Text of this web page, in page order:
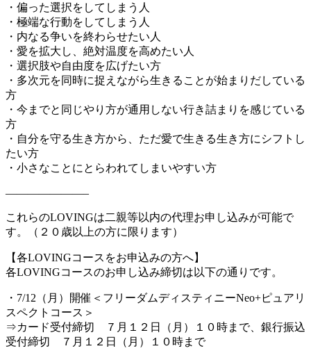
・偏った選択をしてしまう人
・極端な行動をしてしまう人
・内なる争いを終わらせたい人
・愛を拡大し、絶対温度を高めたい人
・選択肢や自由度を広げたい方
・多次元を同時に捉えながら生きることが始まりだしている
方
・今までと同じやり方が通用しない行き詰まりを感じている
方
・自分を守る生き方から、ただ愛で生きる生き方にシフトし
たい方
・小さなことにとらわれてしまいやすい方
———————–
これらのLOVINGは二親等以内の代理お申し込みが可能で
す。（２０歳以上の方に限ります）
【各LOVINGコースをお申込みの方へ】
各LOVINGコースのお申し込み締切は以下の通りです。
・7/12（月）開催＜フリーダムディスティニーNeo+ピュアリ
スペクトコース＞
⇒カード受付締切 ７月１２日（月）１０時まで、銀行振込
受付締切 ７月１２日（月）１０時まで